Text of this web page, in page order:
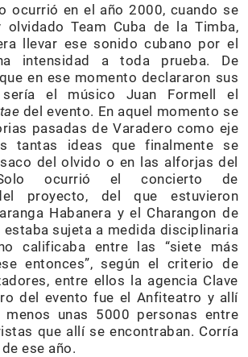
ocurrió en el año 2000, cuando se
olvidado Team Cuba de la Timba,
llevar ese sonido cubano por el
intensidad a toda prueba. De
en ese momento declararon sus
sería el músico Juan Formell el
del evento. En aquel momento se
pasadas de Varadero como eje
tantas ideas que finalmente se
del olvido o en las alforjas del
Solo ocurrió el concierto de
proyecto, del que estuvieron
Habanera y el Charangon de
estaba sujeta a medida disciplinaria
calificaba entre las “siete más
entonces”, según el criterio de
entre ellos la agencia Clave
del evento fue el Anfiteatro y allí
unas 5000 personas entre
que allí se encontraban. Corría
ese año.